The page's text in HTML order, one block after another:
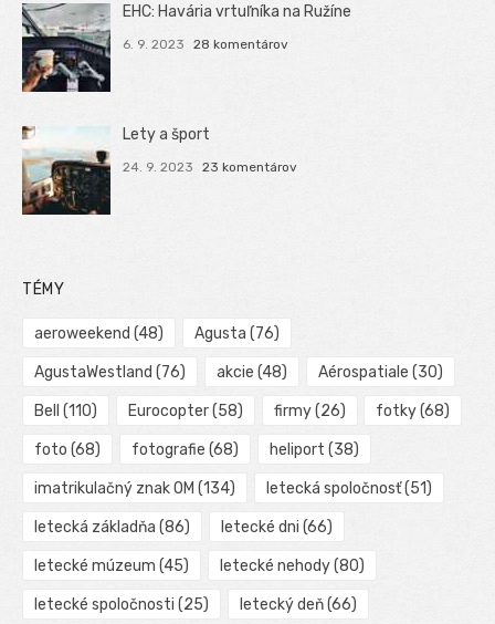
EHC: Havária vrtuľníka na Ružíne
6. 9. 2023 28 komentárov
Lety a šport
24. 9. 2023 23 komentárov
TÉMY
aeroweekend (48) Agusta (76)
AgustaWestland (76) akcie (48) Aérospatiale (30)
Bell (110) Eurocopter(58) firmy(26) fotky(68)
foto (68) fotografie (68) heliport (38)
imatrikulačný znak OM (134) letecká spoločnosť(51)
letecká základňa (86) letecké dni (66)
letecké múzeum (45) letecké nehody(80)
letecké spoločnosti (25) letecký deň(66)